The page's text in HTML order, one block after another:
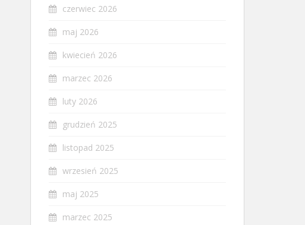
czerwiec 2026
maj 2026
kwiecień 2026
marzec 2026
luty 2026
grudzień 2025
listopad 2025
wrzesień 2025
maj 2025
marzec 2025